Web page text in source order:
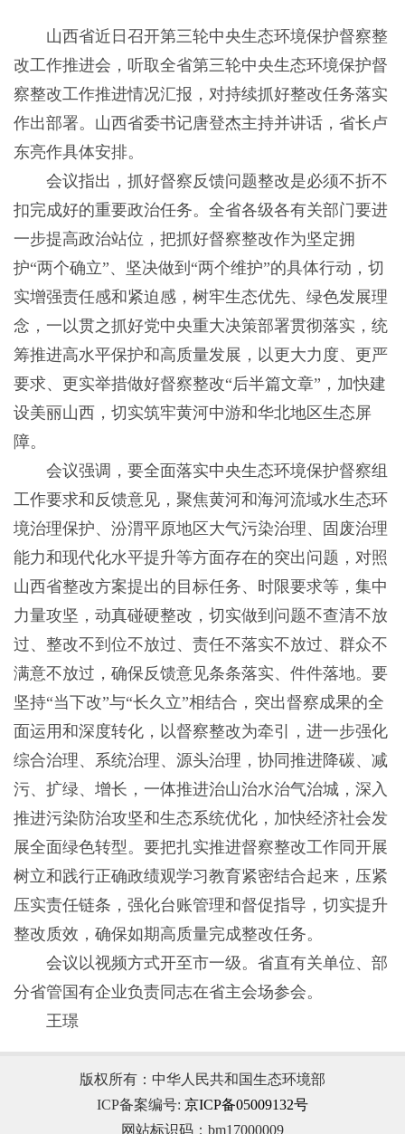
山西省近日召开第三轮中央生态环境保护督察整
改工作推进会，听取全省第三轮中央生态环境保护督
察整改工作推进情况汇报，对持续抓好整改任务落实
作出部署。山西省委书记唐登杰主持并讲话，省长卢
东亮作具体安排。
会议指出，抓好督察反馈问题整改是必须不折不
扣完成好的重要政治任务。全省各级各有关部门要进
一步提高政治站位，把抓好督察整改作为坚定拥
护“两个确立”、坚决做到“两个维护”的具体行动，切
实增强责任感和紧迫感，树牢生态优先、绿色发展理
念，一以贯之抓好党中央重大决策部署贯彻落实，统
筹推进高水平保护和高质量发展，以更大力度、更严
要求、更实举措做好督察整改“后半篇文章”，加快建
设美丽山西，切实筑牢黄河中游和华北地区生态屏
障。
会议强调，要全面落实中央生态环境保护督察组
工作要求和反馈意见，聚焦黄河和海河流域水生态环
境治理保护、汾渭平原地区大气污染治理、固废治理
能力和现代化水平提升等方面存在的突出问题，对照
山西省整改方案提出的目标任务、时限要求等，集中
力量攻坚，动真碰硬整改，切实做到问题不查清不放
过、整改不到位不放过、责任不落实不放过、群众不
满意不放过，确保反馈意见条条落实、件件落地。要
坚持“当下改”与“长久立”相结合，突出督察成果的全
面运用和深度转化，以督察整改为牵引，进一步强化
综合治理、系统治理、源头治理，协同推进降碳、减
污、扩绿、增长，一体推进治山治水治气治城，深入
推进污染防治攻坚和生态系统优化，加快经济社会发
展全面绿色转型。要把扎实推进督察整改工作同开展
树立和践行正确政绩观学习教育紧密结合起来，压紧
压实责任链条，强化台账管理和督促指导，切实提升
整改质效，确保如期高质量完成整改任务。
会议以视频方式开至市一级。省直有关单位、部
分省管国有企业负责同志在省主会场参会。
王璟
版权所有：中华人民共和国生态环境部
ICP备案编号: 京ICP备05009132号
网站标识码：bm17000009